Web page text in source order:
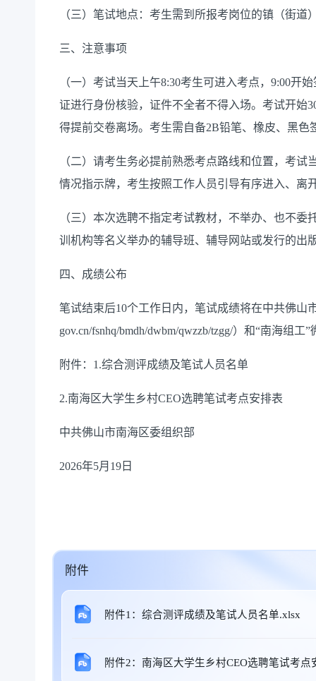
（三） 笔试地点： 考生需到所报考岗位的镇（街道
三、注意事项
（一）考试当天上午8:30考生可进入考点， 9:00开始
证进行身份核验，证件不全者不得入场。考试开始
得提前交卷离场。考生需自备2B铅笔、橡皮、黑色
（二）请考生务必提前熟悉考点路线和位置，考
情况指示牌，考生按照工作人员引导有序进入、离
（三） 本次选聘不指定考试教材，不举办、也不委
训机构等名义举办的辅导班、辅导网站或发行的出
四、成绩公布
笔试结束后10个工作日内，笔试成绩将在中共佛山
gov.cn/fsnhq/bmdh/dwbm/qwzzb/tzgg/） 和“南海组工”
附件： 1.综合测评成绩及笔试人员名单
2.南海区大学生乡村CEO选聘笔试考点安排表
中共佛山市南海区委组织部
2026年5月 19 日
附件
附件1：综合测评成绩及笔试人员名单.xlsx
附件2：南海区大学生乡村CEO选聘笔试考点